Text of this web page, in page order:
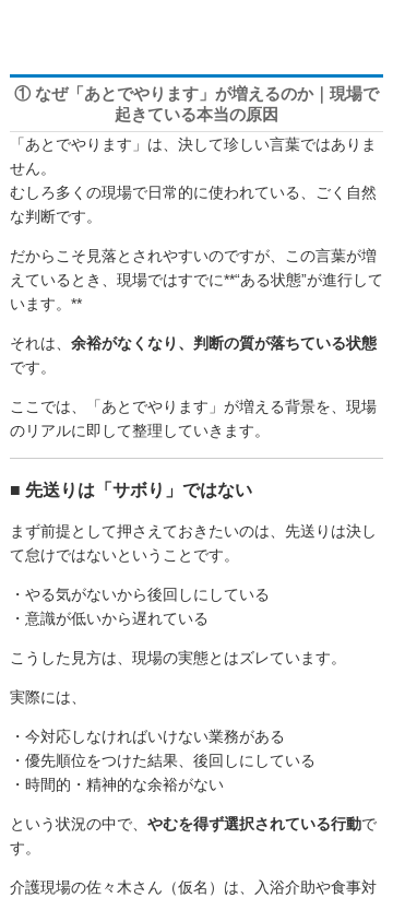
① なぜ「あとでやります」が増えるのか｜現場で
起きている本当の原因
「あとでやります」は、決して珍しい言葉ではありま
せん。
むしろ多くの現場で日常的に使われている、ごく自然
な判断です。
だからこそ見落とされやすいのですが、この言葉が増
えているとき、現場ではすでに**“ある状態”が進行して
います。**
それは、 余裕がなくなり、判断の質が落ちている状態
です。
ここでは、「あとでやります」が増える背景を、現場
のリアルに即して整理していきます。
■ 先送りは「サボり」ではない
まず前提として押さえておきたいのは、先送りは決し
て怠けではないということです。
・やる気がないから後回しにしている
・意識が低いから遅れている
こうした見方は、現場の実態とはズレています。
実際には、
・今対応しなければいけない業務がある
・優先順位をつけた結果、後回しにしている
・時間的・精神的な余裕がない
という状況の中で、 やむを得ず選択されている行動で
す。
介護現場の佐々木さん（仮名）は、入浴介助や食事対